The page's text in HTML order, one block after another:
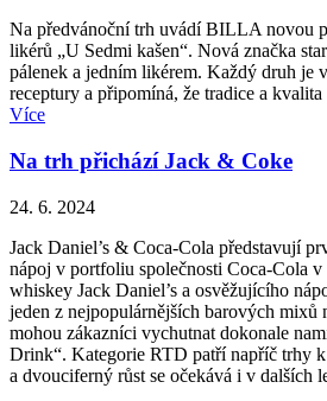
Na předvánoční trh uvádí BILLA novou
likérů „U Sedmi kašen“. Nová značka
pálenek a jedním likérem. Každý druh je
receptury a připomíná, že tradice a
Více
Na trh přichází Jack & Coke
24. 6. 2024
Jack Daniel’s & Coca-Cola představují
nápoj v portfoliu společnosti Coca-Cola v
whiskey Jack Daniel’s a osvěžujícího
jeden z nejpopulárnějších barových mixů
mohou zákazníci vychutnat dokonale
Drink“. Kategorie RTD patří napříč trhy
a dvouciferný růst se očekává i v dalších